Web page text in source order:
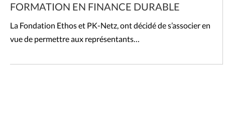
FORMATION EN FINANCE DURABLE
La Fondation Ethos et PK-Netz, ont décidé de s’associer en
vue de permettre aux représentants…